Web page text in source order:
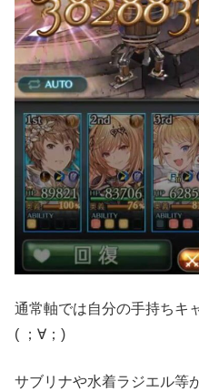
通常軸では自分の手持ちキ
( ；∀；)
サブリナや水着ラジエル等